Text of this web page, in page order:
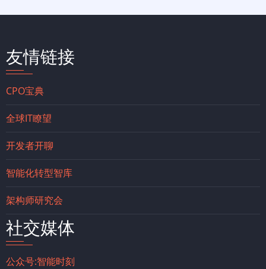
友情链接
CPO宝典
全球IT瞭望
开发者开聊
智能化转型智库
架构师研究会
社交媒体
公众号:智能时刻